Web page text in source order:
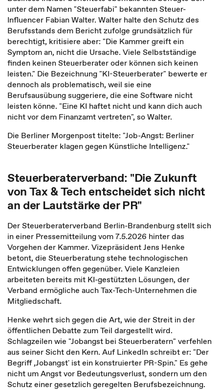
unter dem Namen "Steuerfabi" bekannten Steuer-
Influencer Fabian Walter. Walter halte den Schutz des
Berufsstands dem Bericht zufolge grundsätzlich für
berechtigt, kritisiere aber: "Die Kammer greift ein
Symptom an, nicht die Ursache. Viele Selbstständige
finden keinen Steuerberater oder können sich keinen
leisten." Die Bezeichnung "KI-Steuerberater" bewerte er
dennoch als problematisch, weil sie eine
Berufsausübung suggeriere, die eine Software nicht
leisten könne. "Eine KI haftet nicht und kann dich auch
nicht vor dem Finanzamt vertreten", so Walter.
Die Berliner Morgenpost titelte: "Job-Angst: Berliner
Steuerberater klagen gegen Künstliche Intelligenz."
Steuerberaterverband: "Die Zukunft
von Tax & Tech entscheidet sich nicht
an der Lautstärke der PR"
Der Steuerberaterverband Berlin-Brandenburg stellt sich
in einer Pressemitteilung vom 7.5.2026 hinter das
Vorgehen der Kammer. Vizepräsident Jens Henke
betont, die Steuerberatung stehe technologischen
Entwicklungen offen gegenüber. Viele Kanzleien
arbeiteten bereits mit KI-gestützten Lösungen, der
Verband ermögliche auch Tax-Tech-Unternehmen die
Mitgliedschaft.
Henke wehrt sich gegen die Art, wie der Streit in der
öffentlichen Debatte zum Teil dargestellt wird.
Schlagzeilen wie "Jobangst bei Steuerberatern" verfehlen
aus seiner Sicht den Kern. Auf LinkedIn schreibt er: "Der
Begriff ‚Jobangst' ist ein konstruierter PR-Spin." Es gehe
nicht um Angst vor Bedeutungsverlust, sondern um den
Schutz einer gesetzlich geregelten Berufsbezeichnung.